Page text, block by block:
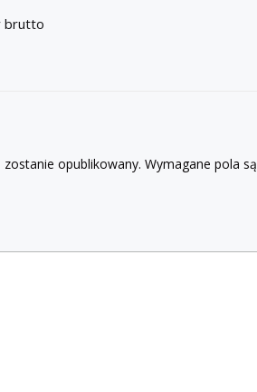
brutto
opublikowany. Wymagane pola są